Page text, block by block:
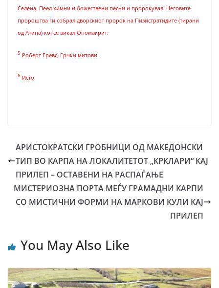
Селена. Пеел химни и божествени песни и пророкувал. Неговите
пророштва ги собрал дворскиот пророк на Пизистратидите (тирани
од Атина) кој се викал Ономакрит.
5 Роберт Гревс, Грчки митови.
6 Исто.
АРИСТОКРАТСКИ ГРОБНИЦИ ОД МАКЕДОНСКИ
ТИП ВО КАРПА НА ЛОКАЛИТЕТОТ „КРКЛАРИ“ КАЈ
ПРИЛЕП – ОСТАВЕНИ НА РАСПАЃАЊЕ
МИСТЕРИОЗНА ПОРТА МЕЃУ ГРАМАДНИ КАРПИ
СO МИСТИЧНИ ФОРМИ НА МАРКОВИ КУЛИ КАЈ
ПРИЛЕП
You May Also Like